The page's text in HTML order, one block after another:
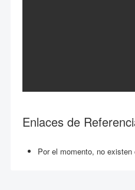
Enlaces de
Por el momento, no